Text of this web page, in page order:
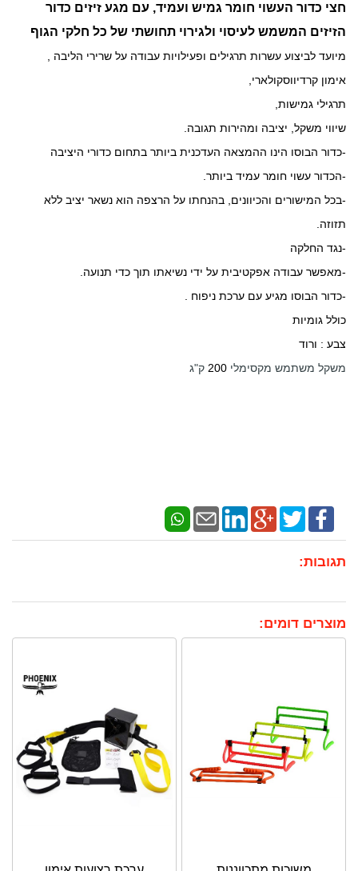
חצי כדור העשוי חומר גמיש ועמיד, עם מגע זיזים כדור
הזיזים המשמש לעיסוי ולגירוי תחושתי של כל חלקי הגוף
מיועד לביצוע עשרות תרגילים ופעילויות עבודה על שרירי הליבה ,
אימון קרדיווסקולארי,
תרגילי גמישות,
שיווי משקל, יציבה ומהירות תגובה.
-כדור הבוסו הינו ההמצאה העדכנית ביותר בתחום כדורי היציבה
-הכדור עשוי חומר עמיד ביותר.
-בכל המישורים והכיוונים, בהנחתו על הרצפה הוא נשאר יציב ללא
תזוזה.
-נגד החלקה
-מאפשר עבודה אפקטיבית על ידי נשיאתו תוך כדי תנועה.
-כדור הבוסו מגיע עם ערכת ניפוח .
כולל גומיות
צבע : ורוד
משקל משתמש מקסימלי 200 ק"ג
תגובות:
מוצרים דומים: